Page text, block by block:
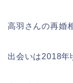
高羽さんの再婚
出会いは2018年